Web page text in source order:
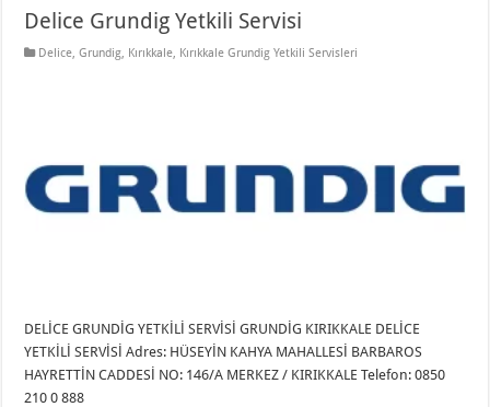
Delice Grundig Yetkili Servisi
Delice,Grundig, Kırıkkale, Kırıkkale Grundig Yetkili Servisleri
DELİCE GRUNDİG YETKİLİ SERVİSİ GRUNDİG KIRIKKALE DELİCE
YETKİLİ SERVİSİ Adres: HÜSEYİN KAHYA MAHALLESİ BARBAROS
HAYRETTİN CADDESİ NO: 146/A MERKEZ / KIRIKKALE Telefon: 0850
210 0 888